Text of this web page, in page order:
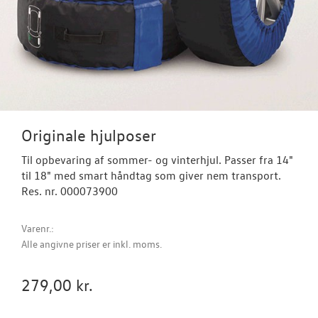
NYHEDER
OM OS
Originale hjulposer
Til opbevaring af sommer- og vinterhjul. Passer fra 14"
til 18" med smart håndtag som giver nem transport.
Res. nr. 000073900
Varenr.:
Alle angivne priser er inkl. moms.
279,00 kr.